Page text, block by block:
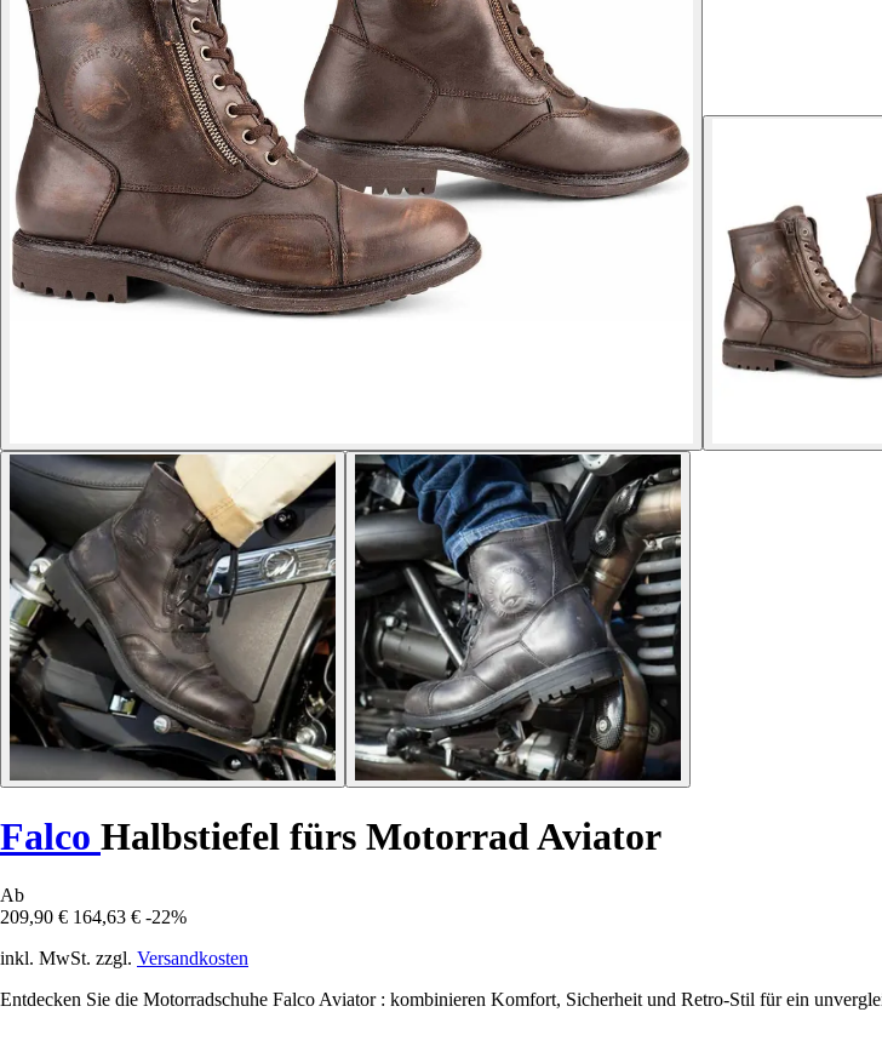
Falco Halbstiefel fürs Motorrad Aviator
Ab
209,90 € 164,63 € -22%
inkl. MwSt. zzgl. Versandkosten
Entdecken Sie die Motorradschuhe Falco Aviator : kombinieren Komfort, Sicherheit und Retro-Stil für ein